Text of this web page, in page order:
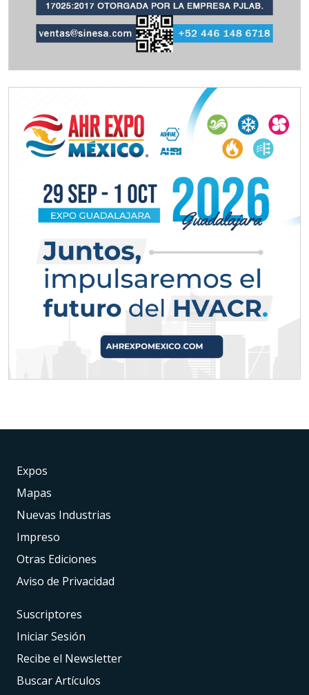
Expos
Mapas
Nuevas Industrias
Impreso
Otras Ediciones
Aviso de Privacidad
Suscriptores
Iniciar Sesión
Recibe el Newsletter
Buscar Artículos